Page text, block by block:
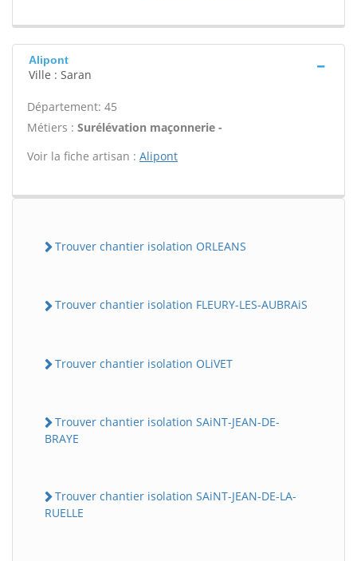
Alipont
Ville : Saran
Département: 45
Métiers : Surélévation maçonnerie -
Voir la fiche artisan : Alipont
Trouver chantier isolation ORLEANS
Trouver chantier isolation FLEURY-LES-AUBRAiS
Trouver chantier isolation OLiVET
Trouver chantier isolation SAiNT-JEAN-DE-
BRAYE
Trouver chantier isolation SAiNT-JEAN-DE-LA-
RUELLE